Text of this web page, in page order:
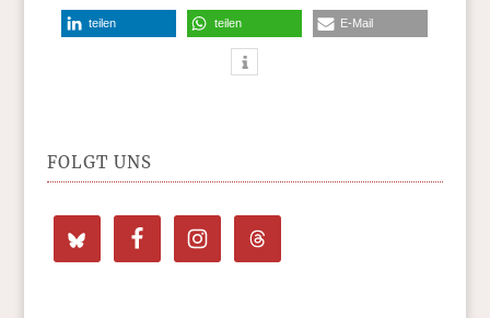
teilen teilen E-Mail
FOLGT UNS